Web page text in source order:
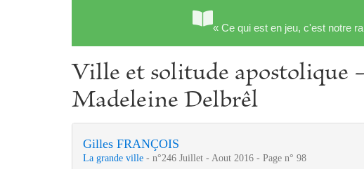
« Ce qui est en jeu, c'est notre
Ville et solitude apostolique
Madeleine Delbrêl
Gilles FRANÇOIS
La grande ville - n°246 Juillet - Aout 2016 - Page n° 98